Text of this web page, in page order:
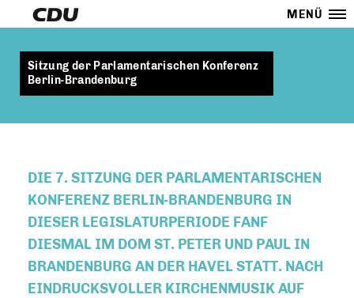
MENÜ
Sitzung der Parlamentarischen Konferenz
Berlin-Brandenburg
DIE 7. SITZUNG DER PARLAMENTARISCHEN
KONFERENZ BERLIN-BRANDENBURG IN
DIESER LEGISLATURPERIODE FANF
DIESMAL IM DOM ST. PETER UND PAUL IN
BRANDENBURG AN DER HAVEL STATT. NACH
EINDRUCKSVOLLER KIRCHENMUSIK AUF